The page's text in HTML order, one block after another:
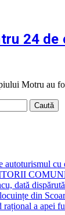
24
Motru au
cu
dată
din
a apei